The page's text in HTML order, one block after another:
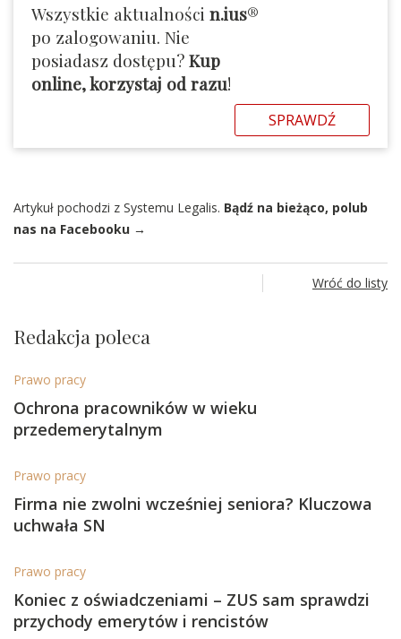
Wszystkie aktualności n.ius®
po zalogowaniu. Nie
posiadasz dostępu?Kup
online, korzystaj od razu!
SPRAWDŹ
Artykuł pochodzi z Systemu Legalis. Bądź na bieżąco, polub
nas na Facebooku →
Wróć do listy
Redakcja poleca
Prawo pracy
Ochrona pracowników w wieku
przedemerytalnym
Prawo pracy
Firma nie zwolni wcześniej seniora? Kluczowa
uchwała SN
Prawo pracy
Koniec z oświadczeniami – ZUS sam sprawdzi
przychody emerytów i rencistów